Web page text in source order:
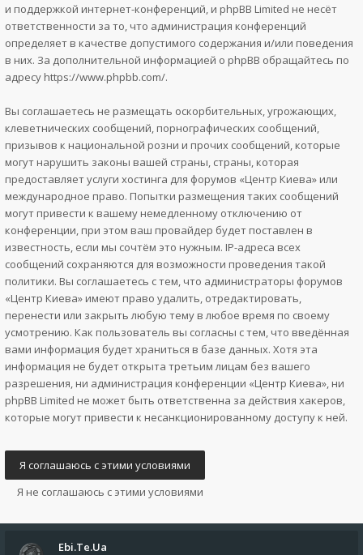
и поддержкой интернет-конференций, и phpBB Limited не несёт
ответственности за то, что администрация конференций
определяет в качестве допустимого содержания и/или поведения
в них. За дополнительной информацией о phpBB обращайтесь по
адресу https://www.phpbb.com/.
Вы соглашаетесь не размещать оскорбительных, угрожающих,
клеветнических сообщений, порнографических сообщений,
призывов к национальной розни и прочих сообщений, которые
могут нарушить законы вашей страны, страны, которая
предоставляет услуги хостинга для форумов «Центр Киева» или
международное право. Попытки размещения таких сообщений
могут привести к вашему немедленному отключению от
конференции, при этом ваш провайдер будет поставлен в
известность, если мы сочтём это нужным. IP-адреса всех
сообщений сохраняются для возможности проведения такой
политики. Вы соглашаетесь с тем, что администраторы форумов
«Центр Киева» имеют право удалить, отредактировать,
перенести или закрыть любую тему в любое время по своему
усмотрению. Как пользователь вы согласны с тем, что введённая
вами информация будет храниться в базе данных. Хотя эта
информация не будет открыта третьим лицам без вашего
разрешения, ни администрация конференции «Центр Киева», ни
phpBB Limited не может быть ответственна за действия хакеров,
которые могут привести к несанкционированному доступу к ней.
Ebi.Te.Ua